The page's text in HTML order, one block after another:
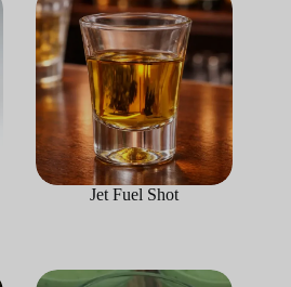
Jet Fuel Shot